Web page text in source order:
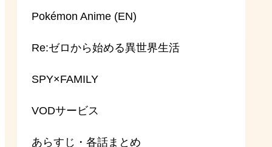
Pokémon Anime (EN)
Re:ゼロから始める異世界生活
SPY×FAMILY
VODサービス
あらすじ・各話まとめ